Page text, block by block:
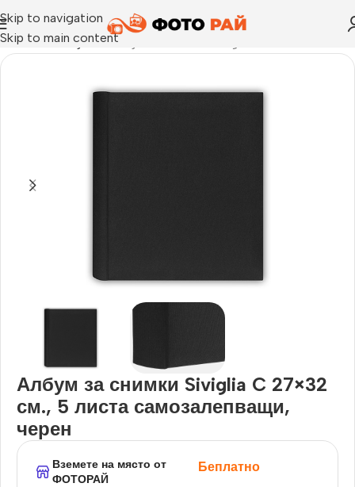
Skip to navigation
Skip to main content
Начало›Албуми›Албум за снимки Siviglia C 27×32 см., 5
Албум за снимки Siviglia C 27×32
см., 5 листа самозалепващи,
черен
Вземете на място от
ФОТОРАЙ
Беплатно